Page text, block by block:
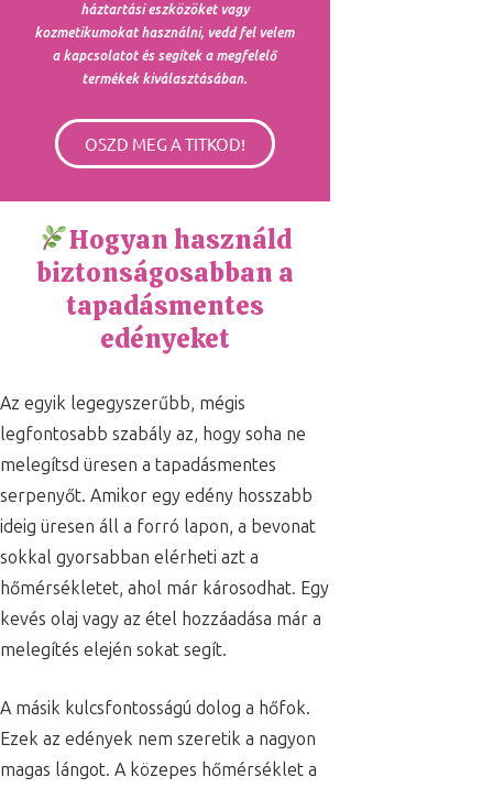
háztartási eszközöket vagy
kozmetikumokat használni, vedd fel velem
a kapcsolatot és segítek a megfelelő
termékek kiválasztásában.
OSZD MEG A TITKOD!
Hogyan használd
biztonságosabban a
tapadásmentes
edényeket
Az egyik legegyszerűbb, mégis
legfontosabb szabály az, hogy soha ne
melegítsd üresen a tapadásmentes
serpenyőt. Amikor egy edény hosszabb
ideig üresen áll a forró lapon, a bevonat
sokkal gyorsabban elérheti azt a
hőmérsékletet, ahol már károsodhat. Egy
kevés olaj vagy az étel hozzáadása már a
melegítés elején sokat segít.
A másik kulcsfontosságú dolog a hőfok.
Ezek az edények nem szeretik a nagyon
magas lángot. A közepes hőmérséklet a